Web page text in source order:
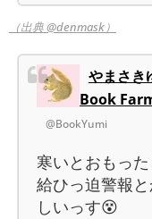
（出典 @denmask）
やまさき
Book
@BookYumi
寒いとおもっ
給ひっ迫警報
しいっす😵